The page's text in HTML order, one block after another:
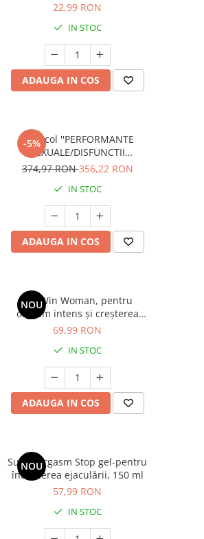
22,99 RON
IN STOC
ADAUGA IN COS
-5%
Protocol ''PERFORMANTE
SEXUALE/DISFUNCTII
ERECTILE'
374,97 RON356,22 RON
IN STOC
ADAUGA IN COS
NOU
Gel Win Woman, pentru
orgasm intens și creșterea
libidoului feminin, 150 ml
69,99 RON
IN STOC
ADAUGA IN COS
NOU
Super orgasm Stop gel-pentru
întârzierea ejaculării, 150 ml
57,99 RON
IN STOC